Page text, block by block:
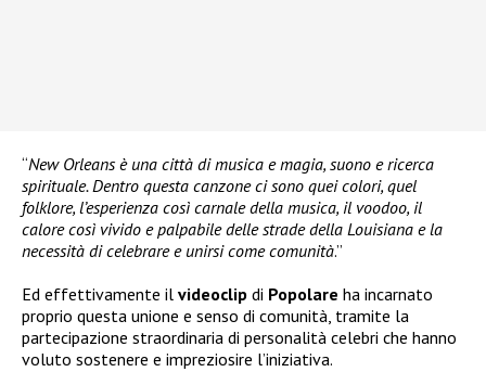
“New Orleans è una città di musica e magia, suono e ricerca
spirituale. Dentro questa canzone ci sono quei colori, quel
folklore, l’esperienza così carnale della musica, il voodoo, il
calore così vivido e palpabile delle strade della Louisiana e la
necessità di celebrare e unirsi come comunità.”
Ed effettivamente il videoclip di Popolare ha incarnato
proprio questa unione e senso di comunità, tramite la
partecipazione straordinaria di personalità celebri che hanno
voluto sostenere e impreziosire l’iniziativa.